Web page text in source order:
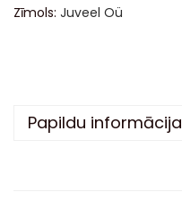
Zīmols: Juveel Oü
Papildu informācija